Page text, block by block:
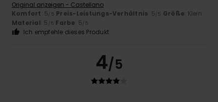
Original anzeigen - Castellano
Komfort: 5/5 Preis-Leistungs-Verhältnis: 5/5 Größe: Klein
Material: 5 /5 Farbe: 5/5
Ich empfehle dieses Produkt
4/5